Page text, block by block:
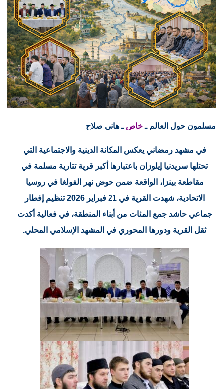
مسلمون حول العالم ـخاص ـ هاني صلاح
في مشهد رمضاني يعكس المكانة الدينية والاجتماعية التي
تحتلها سريدنيا إيلوزان باعتبارها أكبر قرية تتارية مسلمة في
مقاطعة بينزا، الواقعة ضمن حوض نهر الفولغا في روسيا
الاتحادية، شهدت القرية في 21 فبراير 2026 تنظيم إفطار
جماعي حاشد جمع المئات من أبناء المنطقة، في فعالية أكدت
ثقل القرية ودورها المحوري في المشهد الإسلامي المحلي.